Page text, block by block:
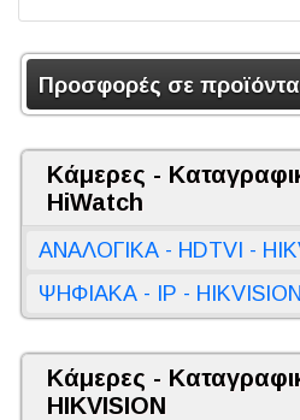
Προσφορές σε
Κάμερες -
HiWatch
ΑΝΑΛΟΓΙΚΑ - HDTVI -
ΨΗΦΙΑΚΑ - IP -
Κάμερες -
HIKVISION